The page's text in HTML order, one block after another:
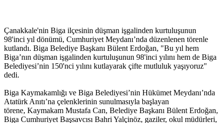
Çanakkale'nin Biga ilçesinin düşman işgalinden kurtuluşunun
98'inci yıl dönümü, Cumhuriyet Meydanı’nda düzenlenen törenle
kutlandı. Biga Belediye Başkanı Bülent Erdoğan, "Bu yıl hem
Biga’nın düşman işgalinden kurtuluşunun 98'inci yılını hem de Biga
Belediyesi’nin 150'nci yılını kutlayarak çifte mutluluk yaşıyoruz"
dedi.
Biga Kaymakamlığı ve Biga Belediyesi’nin Hükümet Meydanı’nda
Atatürk Anıtı’na çelenklerinin sunulmasıyla başlayan
törene, Kaymakam Mustafa Can, Belediye Başkanı Bülent Erdoğan,
Biga Cumhuriyet Başsavcısı Bahri Yalçinöz, gaziler, okul müdürleri,